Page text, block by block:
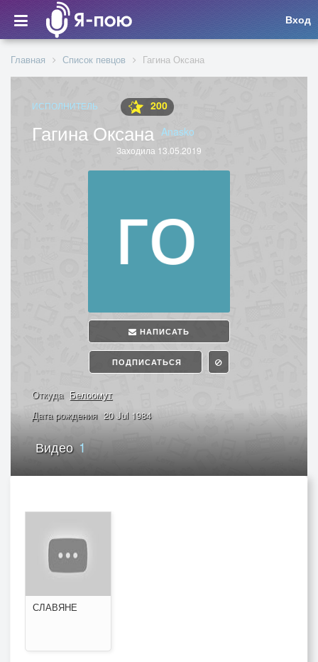
Вход
Главная Список певцов Гагина Оксана
ИСПОЛНИТЕЛЬ 200
Гагина Оксана Anasko
Заходила 13.05.2019
НАПИСАТЬ
ПОДПИСАТЬСЯ
Откуда Белоомут
Дата рождения 20 Jul 1984
Видео1
СЛАВЯНЕ